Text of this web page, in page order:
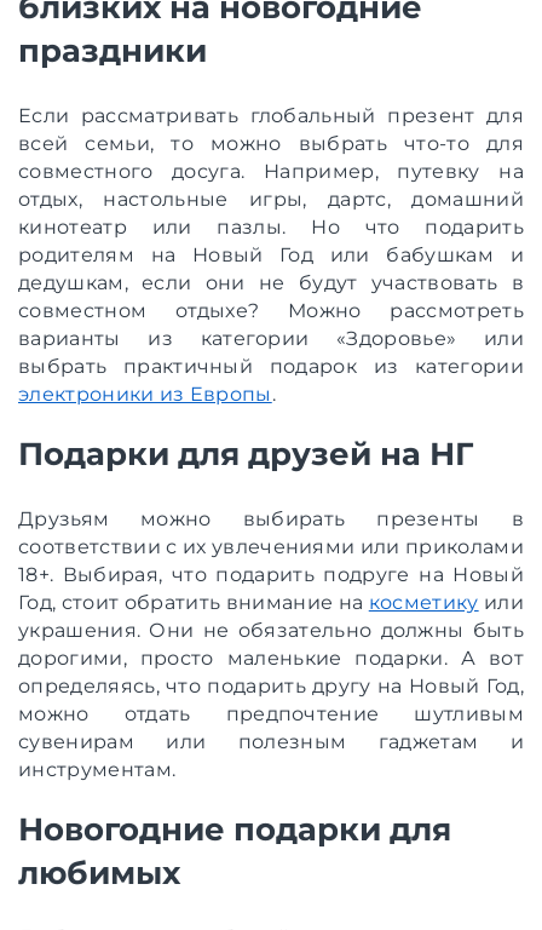
праздники
Если рассматривать глобальный презент для
всей семьи, то можно выбрать что-то для
совместного досуга. Например, путевку на
отдых, настольные игры, дартс, домашний
кинотеатр или пазлы. Но что подарить
родителям на Новый Год или бабушкам и
дедушкам, если они не будут участвовать в
совместном отдыхе? Можно рассмотреть
варианты из категории «Здоровье» или
выбрать практичный подарок из категории
электроники из Европы .
Подарки для друзей на НГ
Друзьям можно выбирать презенты в
соответствии с их увлечениями или приколами
18+. Выбирая, что подарить подруге на Новый
Год, стоит обратить внимание на косметику или
украшения. Они не обязательно должны быть
дорогими, просто маленькие подарки. А вот
определяясь, что подарить другу на Новый Год,
можно отдать предпочтение шутливым
сувенирам или полезным гаджетам и
инструментам.
Новогодние подарки для
любимых